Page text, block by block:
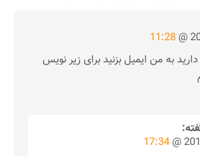
11:28
به من ایمیل بزنید برای زیر نویس
17:34